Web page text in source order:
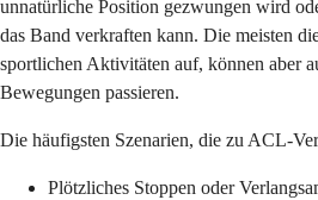
unnatürliche Position gezwungen wird
das Band verkraften kann. Die meisten
sportlichen Aktivitäten auf, können aber
Bewegungen passieren.
Die häufigsten Szenarien, die zu ACL-
Plötzliches Stoppen oder